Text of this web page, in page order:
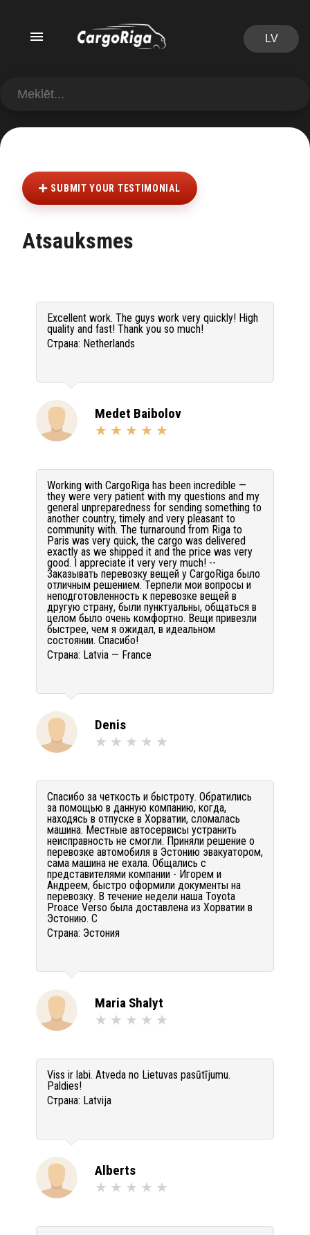
LV
SUBMIT YOUR TESTIMONIAL
Atsauksmes
Excellent work. The guys work very quickly! High
quality and fast! Thank you so much!
Страна: Netherlands
Medet Baibolov
Working with CargoRiga has been incredible —
they were very patient with my questions and my
general unpreparedness for sending something to
another country, timely and very pleasant to
community with. The turnaround from Riga to
Paris was very quick, the cargo was delivered
exactly as we shipped it and the price was very
good. I appreciate it very very much! --
Заказывать перевозку вещей у CargoRiga было
отличным решением. Терпели мои вопросы и
неподготовленность к перевозке вещей в
другую страну, были пунктуальны, общаться в
целом было очень комфортно. Вещи привезли
быстрее, чем я ожидал, в идеальном
состоянии. Спасибо!
Страна: Latvia — France
Denis
Спасибо за четкость и быстроту. Обратились
за помощью в данную компанию, когда,
находясь в отпуске в Хорватии, сломалась
машина. Местные автосервисы устранить
неисправность не смогли. Приняли решение о
перевозке автомобиля в Эстонию эвакуатором,
сама машина не ехала. Общались с
представителями компании - Игорем и
Андреем, быстро оформили документы на
перевозку. В течение недели наша Toyota
Proace Verso была доставлена из Хорватии в
Эстонию. С
Страна: Эстония
Maria Shalyt
Viss ir labi. Atveda no Lietuvas pasūtījumu.
Paldies!
Страна: Latvija
Alberts